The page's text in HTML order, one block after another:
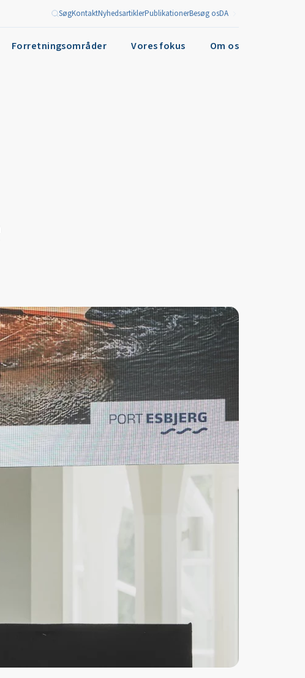
SøgKontaktNyhedsartiklerPublikationerBesøg osDA
Forretningsområder Vores fokus Om os